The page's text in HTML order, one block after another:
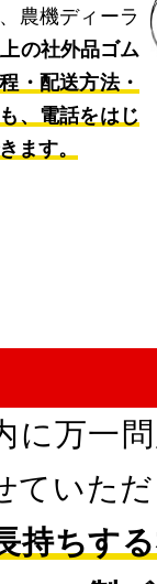
農機ディーラ
の社外品ゴム
・配送方法・
、電話をはじ
ます。
に万一
ていた
持ちす